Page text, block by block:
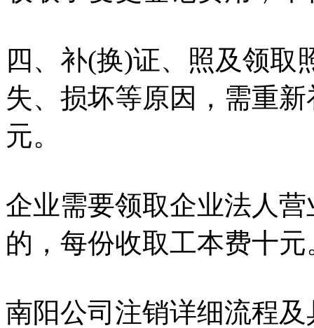
四、补(换)证、照及领取
失、损坏等原因，需重
元。
企业需要领取企业法人
的，每份收取工本费十元
南阳公司注销详细流程